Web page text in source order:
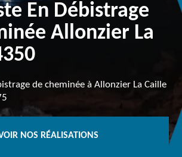
En Débistrage
Allonzier La
de cheminée à Allonzier La Caille
NOS RÉALISATIONS